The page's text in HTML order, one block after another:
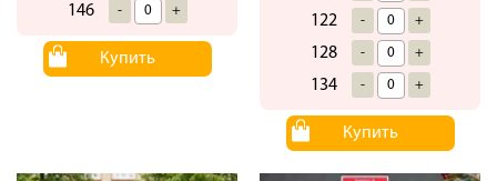
146 - +
Купить
122 - +
128 - +
134 - +
Купить